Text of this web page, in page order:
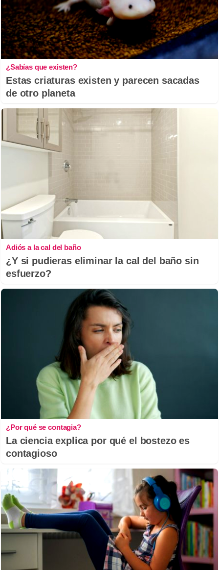
¿Sabías que existen?
Estas criaturas existen y parecen sacadas
de otro planeta
Adiós a la cal del baño
¿Y si pudieras eliminar la cal del baño sin
esfuerzo?
¿Por qué se contagia?
La ciencia explica por qué el bostezo es
contagioso